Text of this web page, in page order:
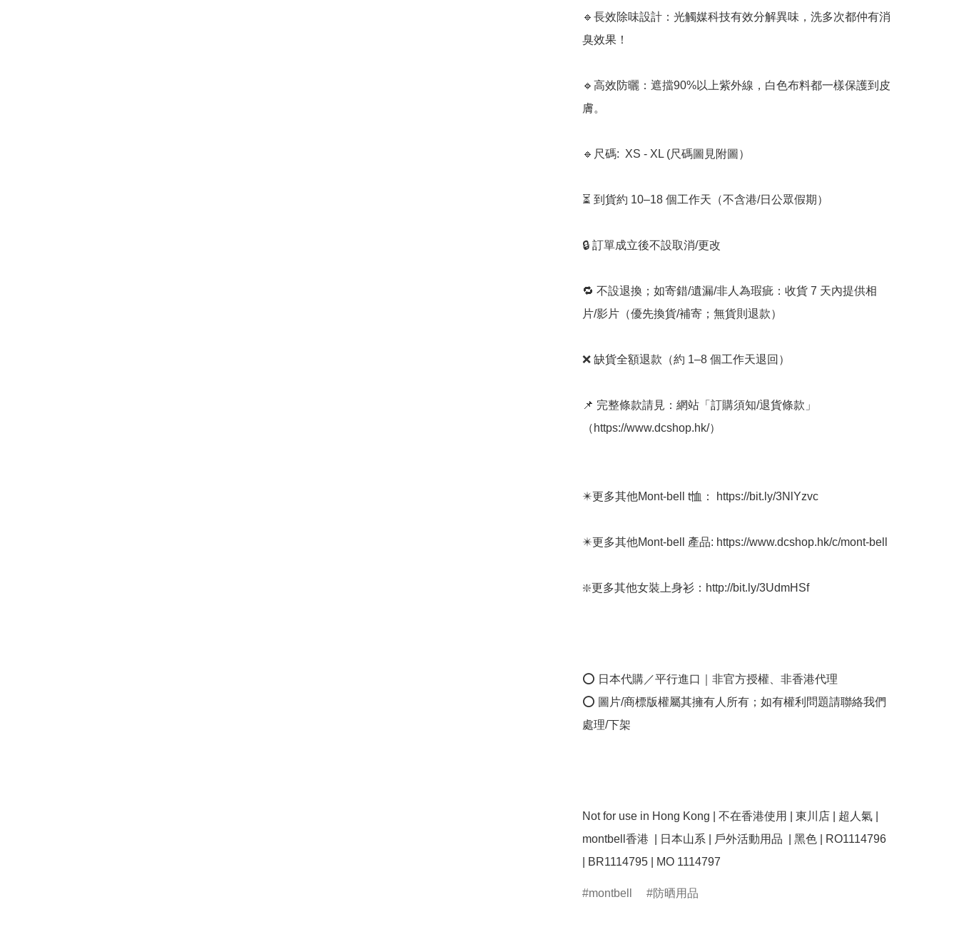
🔹長效除味設計：光觸媒科技有效分解異味，洗多次都仲有消
臭效果！
🔹高效防曬：遮擋90%以上紫外線，白色布料都一樣保護到皮
膚。
🔹尺碼:  XS - XL (尺碼圖見附圖）
⏳ 到貨約 10–18 個工作天（不含港/日公眾假期）
🔒 訂單成立後不設取消/更改
🔁 不設退換；如寄錯/遺漏/非人為瑕疵：收貨 7 天內提供相
片/影片（優先換貨/補寄；無貨則退款）
❌ 缺貨全額退款（約 1–8 個工作天退回）
📌 完整條款請見：網站「訂購須知/退貨條款」
（https://www.dcshop.hk/）
✴️更多其他Mont-bell t恤： https://bit.ly/3NlYzvc
✴️更多其他Mont-bell 產品: https://www.dcshop.hk/c/mont-bell
❇️更多其他女裝上身衫：http://bit.ly/3UdmHSf
⭕ 日本代購／平行進口｜非官方授權、非香港代理
⭕ 圖片/商標版權屬其擁有人所有；如有權利問題請聯絡我們
處理/下架
Not for use in Hong Kong | 不在香港使用 | 東川店 | 超人氣 |
montbell香港  | 日本山系 | 戶外活動用品  | 黑色 | RO1114796
montbell 防晒用品